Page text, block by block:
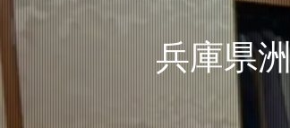
兵庫県